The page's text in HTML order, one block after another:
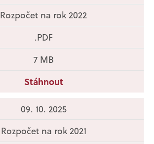
Rozpočet na rok 2022
.PDF
7 MB
Stáhnout
09. 10. 2025
Rozpočet na rok 2021